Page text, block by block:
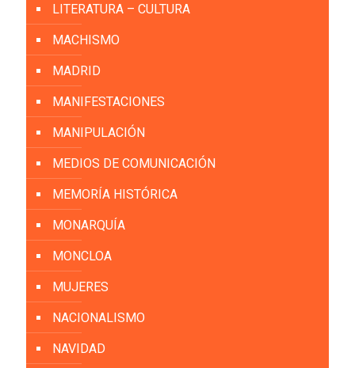
LITERATURA – CULTURA
MACHISMO
MADRID
MANIFESTACIONES
MANIPULACIÓN
MEDIOS DE COMUNICACIÓN
MEMORÍA HISTÓRICA
MONARQUÍA
MONCLOA
MUJERES
NACIONALISMO
NAVIDAD